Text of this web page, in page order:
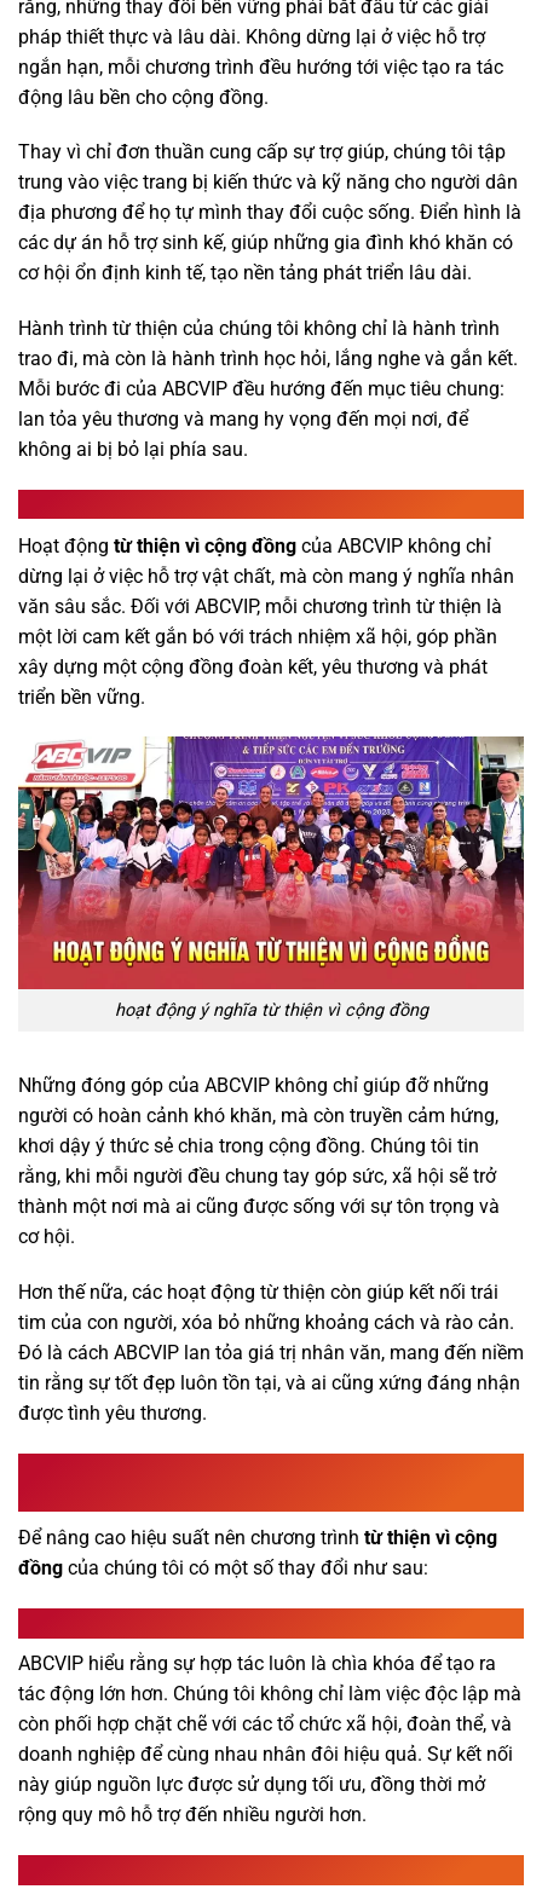
rằng, những thay đổi bền vững phải bắt đầu từ các giải
pháp thiết thực và lâu dài. Không dừng lại ở việc hỗ trợ
ngắn hạn, mỗi chương trình đều hướng tới việc tạo ra tác
động lâu bền cho cộng đồng.
Thay vì chỉ đơn thuần cung cấp sự trợ giúp, chúng tôi tập
trung vào việc trang bị kiến thức và kỹ năng cho người dân
địa phương để họ tự mình thay đổi cuộc sống. Điển hình là
các dự án hỗ trợ sinh kế, giúp những gia đình khó khăn có
cơ hội ổn định kinh tế, tạo nền tảng phát triển lâu dài.
Hành trình từ thiện của chúng tôi không chỉ là hành trình
trao đi, mà còn là hành trình học hỏi, lắng nghe và gắn kết.
Mỗi bước đi của ABCVIP đều hướng đến mục tiêu chung:
lan tỏa yêu thương và mang hy vọng đến mọi nơi, để
không ai bị bỏ lại phía sau.
Hoạt động từ thiện vì cộng đồng của ABCVIP không chỉ
dừng lại ở việc hỗ trợ vật chất, mà còn mang ý nghĩa nhân
văn sâu sắc. Đối với ABCVIP, mỗi chương trình từ thiện là
một lời cam kết gắn bó với trách nhiệm xã hội, góp phần
xây dựng một cộng đồng đoàn kết, yêu thương và phát
triển bền vững.
hoạt động ý nghĩa từ thiện vì cộng đồng
Những đóng góp của ABCVIP không chỉ giúp đỡ những
người có hoàn cảnh khó khăn, mà còn truyền cảm hứng,
khơi dậy ý thức sẻ chia trong cộng đồng. Chúng tôi tin
rằng, khi mỗi người đều chung tay góp sức, xã hội sẽ trở
thành một nơi mà ai cũng được sống với sự tôn trọng và
cơ hội.
Hơn thế nữa, các hoạt động từ thiện còn giúp kết nối trái
tim của con người, xóa bỏ những khoảng cách và rào cản.
Đó là cách ABCVIP lan tỏa giá trị nhân văn, mang đến niềm
tin rằng sự tốt đẹp luôn tồn tại, và ai cũng xứng đáng nhận
được tình yêu thương.
Để nâng cao hiệu suất nên chương trình từ thiện vì cộng
đồng của chúng tôi có một số thay đổi như sau:
ABCVIP hiểu rằng sự hợp tác luôn là chìa khóa để tạo ra
tác động lớn hơn. Chúng tôi không chỉ làm việc độc lập mà
còn phối hợp chặt chẽ với các tổ chức xã hội, đoàn thể, và
doanh nghiệp để cùng nhau nhân đôi hiệu quả. Sự kết nối
này giúp nguồn lực được sử dụng tối ưu, đồng thời mở
rộng quy mô hỗ trợ đến nhiều người hơn.